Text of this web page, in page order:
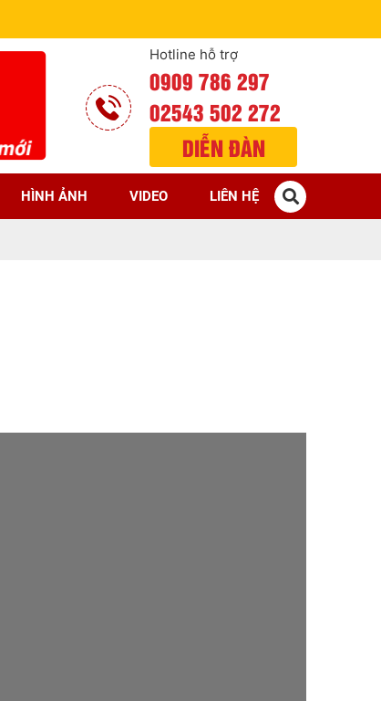
Hotline hỗ trợ
0909 786 297
02543 502 272
DIỄN ĐÀN
HÌNH ẢNH VIDEO LIÊN HỆ